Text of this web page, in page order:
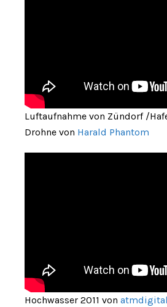
Luftaufnahme von Zündorf /
Drohne von Harald Phantom
Hochwasser 2011 von